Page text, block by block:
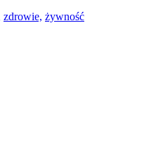
zdrowie, żywność